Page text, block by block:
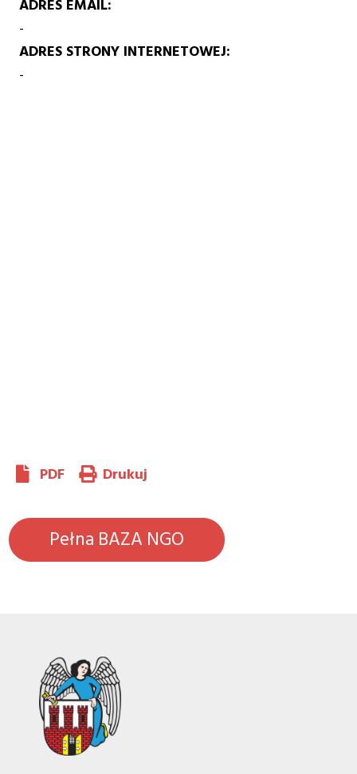
ADRES EMAIL
-
ADRES STRONY INTERNETOWEJ
-
PDF Drukuj
Pełna BAZA NGO